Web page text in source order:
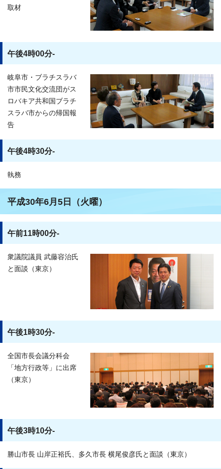
取材
午後4時00分-
岐阜市・ブラチスラバ
市市民文化交流団がス
ロバキア共和国ブラチ
スラバ市からの帰国報
告
午後4時30分-
執務
平成30年6月5日（火曜）
午前11時00分-
衆議院議員 武藤容治氏
と面談（東京）
午後1時30分-
全国市長会議分科会
「地方行政等」に出席
（東京）
午後3時10分-
勝山市長 山岸正裕氏、多久市長 横尾俊彦氏と面談（東京）